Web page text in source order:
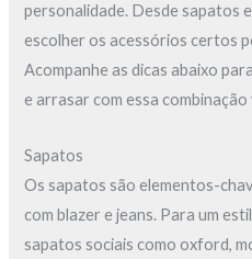
personalidade. Desde sapatos
escolher os acessórios certos
Acompanhe as dicas abaixo
e arrasar com essa
Sapatos
Os sapatos são elementos-
com blazer e jeans. Para um
sapatos sociais como oxford,